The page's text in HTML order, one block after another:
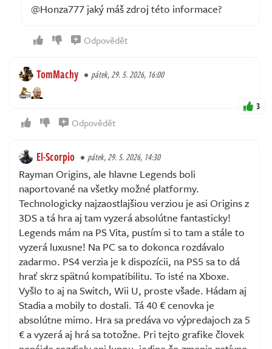
@Honza777 jaký máš zdroj této informace?
Odpovědět
TomMachy pátek, 29. 5. 2026, 16:00
3
Odpovědět
El-Scorpio pátek, 29. 5. 2026, 14:30
Rayman Origins, ale hlavne Legends boli
naportované na všetky možné platformy.
Technologicky najzaostlajšiou verziou je asi Origins z
3DS a tá hra aj tam vyzerá absolútne fantasticky!
Legends mám na PS Vita, pustím si to tam a stále to
vyzerá luxusne! Na PC sa to dokonca rozdávalo
zadarmo. PS4 verzia je k dispozícii, na PS5 sa to dá
hrať skrz spätnú kompatibilitu. To isté na Xboxe.
Vyšlo to aj na Switch, Wii U, proste všade. Hádam aj
Stadia a mobily to dostali. Tá 40 € cenovka je
absolútne mimo. Hra sa predáva vo výpredajoch za 5
€ a vyzerá aj hrá sa totožne. Pri tejto grafike človek